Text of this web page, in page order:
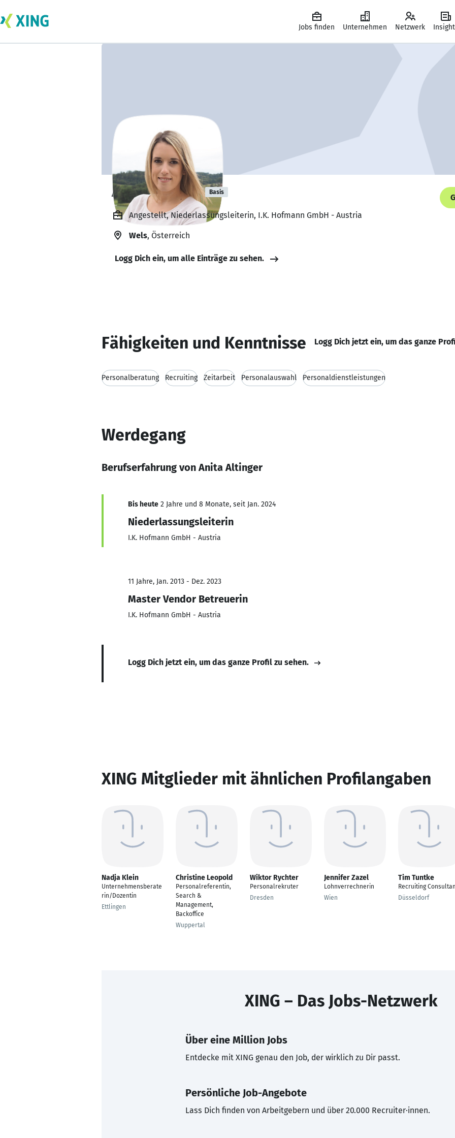
Jobs finden Unternehmen Netzwerk
Anita Altinger Basis
Angestellt, Niederlassungsleiterin, I.K. Hofmann GmbH - Austria
Wels, Österreich
Logg Dich ein, um alle Einträge zu sehen.
Fähigkeiten und Kenntnisse Logg Dich jetzt ein, um das ganze
Personalberatung Recruiting Zeitarbeit Personalauswahl Personaldienstleistungen
Werdegang
Berufserfahrung von Anita Altinger
Bis heute 2 Jahre und 8 Monate, seit Jan. 2024
Niederlassungsleiterin
I.K. Hofmann GmbH - Austria
11 Jahre, Jan. 2013 - Dez. 2023
Master Vendor Betreuerin
I.K. Hofmann GmbH - Austria
Logg Dich jetzt ein, um das ganze Profil zu sehen.
XING Mitglieder mit ähnlichen Profilangaben
Nadja Klein
Unternehmensberate
rin/Dozentin
Ettlingen
Christine Leopold
Personalreferentin,
Search &
Management,
Backoffice
Wuppertal
Wiktor Rychter
Personalrekruter
Dresden
Jennifer Zazel
Lohnverrechnerin
Wien
Tim Tuntke
Recruiting
Düsseldorf
XING – Das Jobs-Netzwerk
Über eine Million Jobs
Entdecke mit XING genau den Job, der wirklich zu Dir passt.
Persönliche Job-Angebote
Lass Dich finden von Arbeitgebern und über 20.000 Recruiter·innen.